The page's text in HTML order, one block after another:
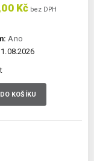
Kč bez DPH
Ano
DO KOŠÍKU